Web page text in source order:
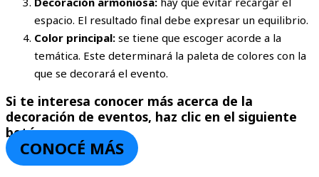
espacio. El resultado final debe expresar un equilibrio.
Color principal: se tiene que escoger acorde a la
temática. Este determinará la paleta de colores con la
que se decorará el evento.
Si te interesa conocer más acerca de la
decoración de eventos, haz clic en el siguiente
botón
CONOCÉ MÁS